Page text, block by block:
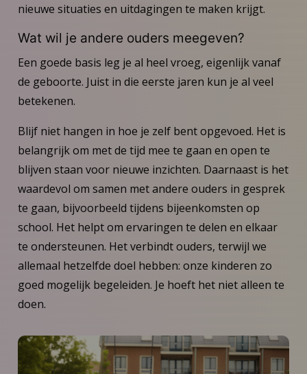
nieuwe situaties en uitdagingen te maken krijgt.
Wat wil je andere ouders meegeven?
Een goede basis leg je al heel vroeg, eigenlijk vanaf
de geboorte. Juist in die eerste jaren kun je al veel
betekenen.
Blijf niet hangen in hoe je zelf bent opgevoed. Het is
belangrijk om met de tijd mee te gaan en open te
blijven staan voor nieuwe inzichten. Daarnaast is het
waardevol om samen met andere ouders in gesprek
te gaan, bijvoorbeeld tijdens bijeenkomsten op
school. Het helpt om ervaringen te delen en elkaar
te ondersteunen. Het verbindt ouders, terwijl we
allemaal hetzelfde doel hebben: onze kinderen zo
goed mogelijk begeleiden. Je hoeft het niet alleen te
doen.